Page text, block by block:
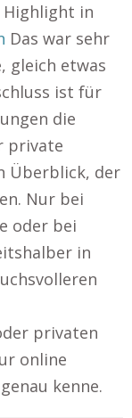
Highlight in
Das war sehr
gleich etwas
ist für
die
private
Überblick, der
Nur bei
oder bei
in
privaten
online
kenne.